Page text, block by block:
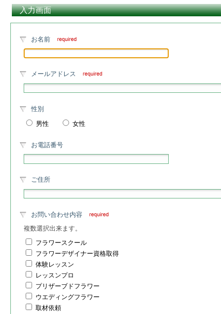
入力画面
お名前
メールアドレス
性別
男性 女性
お電話番号
ご住所
お問い合わせ内容
複数選択出来ます。
フラワースクール
フラワーデザイナー資格取得
体験レッスン
レッスンプロ
プリザーブドフラワー
ウエディングフラワー
取材依頼